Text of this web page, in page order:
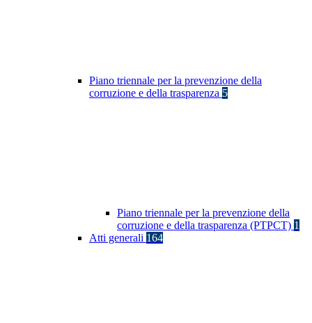
Piano triennale per la prevenzione della
corruzione e della trasparenza 5
Piano triennale per la prevenzione della
corruzione e della trasparenza (PTPCT) 1
Atti generali 164